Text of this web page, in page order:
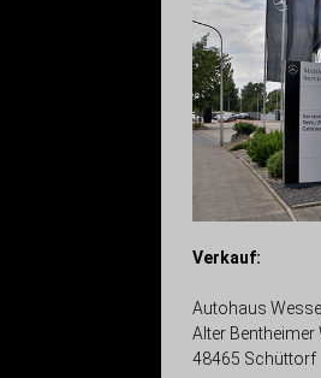
Verkauf:
Autohaus
Alter Bentheimer
48465 Schüttorf